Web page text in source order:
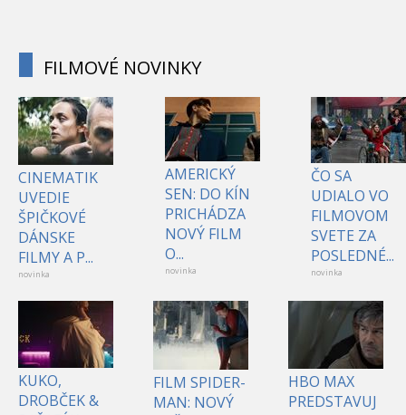
FILMOVÉ NOVINKY
CINEMATIK
UVEDIE
ŠPIČKOVÉ
DÁNSKE
FILMY A P...
novinka
AMERICKÝ
SEN: DO KÍN
PRICHÁDZA
NOVÝ FILM
O...
novinka
ČO SA
UDIALO VO
FILMOVOM
SVETE ZA
POSLEDNÉ...
novinka
KUKO,
DROBČEK &
FILM SPIDER-
MAN: NOVÝ
HBO MAX
PREDSTAVUJ